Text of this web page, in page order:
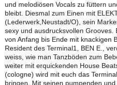
und melodiösen Vocals zu füttern
bleibt. Diesmal zum Einen mit
(Lederwerk,Neustadt/O), sein
sexy und ausdrucksvollen Grooves.
von Anfang bis Ende mit knackigen
Resident des Terminal1, BEN E.,
weiss, wie man Tanzböden zum
weiter mit erquickenden House
(cologne) wird mit euch das
bringen. Mit seinen pumpenden